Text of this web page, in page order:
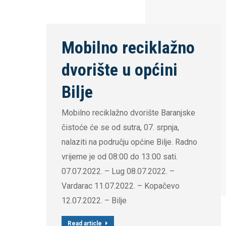
Mobilno reciklažno
dvorište u općini
Bilje
Mobilno reciklažno dvorište Baranjske
čistoće će se od sutra, 07. srpnja,
nalaziti na području općine Bilje. Radno
vrijeme je od 08:00 do 13:00 sati.
07.07.2022. – Lug 08.07.2022. –
Vardarac 11.07.2022. – Kopačevo
12.07.2022. – Bilje
Read article